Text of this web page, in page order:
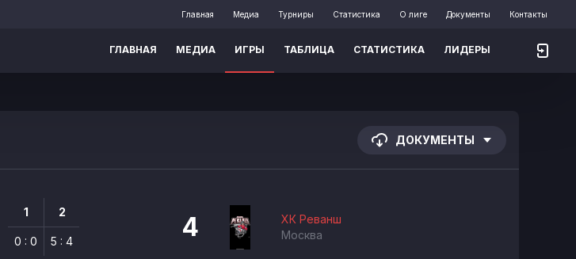
Главная Медиа Турниры Статистика О лиге Документы Контакты
ГЛАВНАЯ МЕДИА ИГРЫ ТАБЛИЦА СТАТИСТИКА ЛИДЕРЫ
ДОКУМЕНТЫ
1
0 : 0
2
5 : 4
ХК Реванш
Москва
4